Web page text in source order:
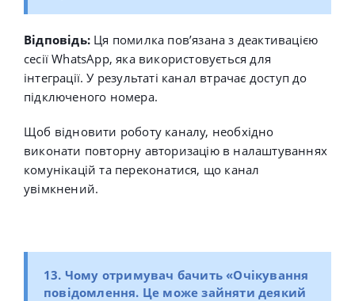
Відповідь: Ця помилка пов’язана з деактивацією
сесіїWhatsApp, яка використовується для
інтеграції. У результаті канал втрачає доступ до
підключеного номера.
Щоб відновити роботу каналу, необхідно
виконати повторну авторизацію в налаштуваннях
комунікацій та переконатися, що канал
увімкнений.
13. Чому отримувач бачить «Очікування
повідомлення. Це може зайняти деякий